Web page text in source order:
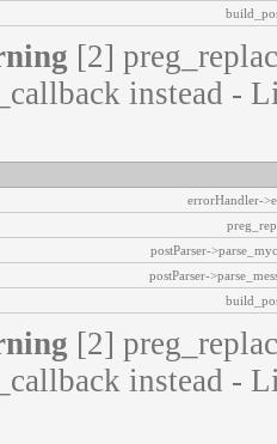
[2]
instead -
errorHandler-
postParser-
postParser-
[2]
instead -